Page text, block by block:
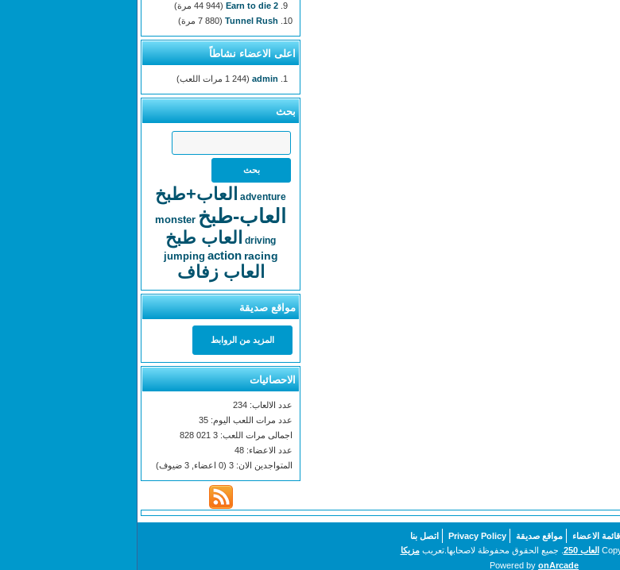
Earn to die 2 (44 944 مرة)
Tunnel Rush (7 880 مرة)
اعلى الاعضاء نشاطاً
admin (1 244 مرات اللعب)
بحث
adventure العاب+طبخ
العاب-طبخ monster
driving العاب طبخ
jumping action racing
العاب زفاف
مواقع صديقة
المزيد من الروابط
الاحصائيات
عدد الالعاب: 234
عدد مرات اللعب اليوم: 35
اجمالى مرات اللعب: 3 021 828
عدد الاعضاء: 48
المتواجدين الان: 3 (0 اعضاء, 3 ضيوف)
قائمة الاعضاء مواقع صديقة Privacy Policy
اتصل بنا
العاب 250 . جميع الحقوق محفوظة لاصحابها.تعريبمزيكا
Powered by onArcade